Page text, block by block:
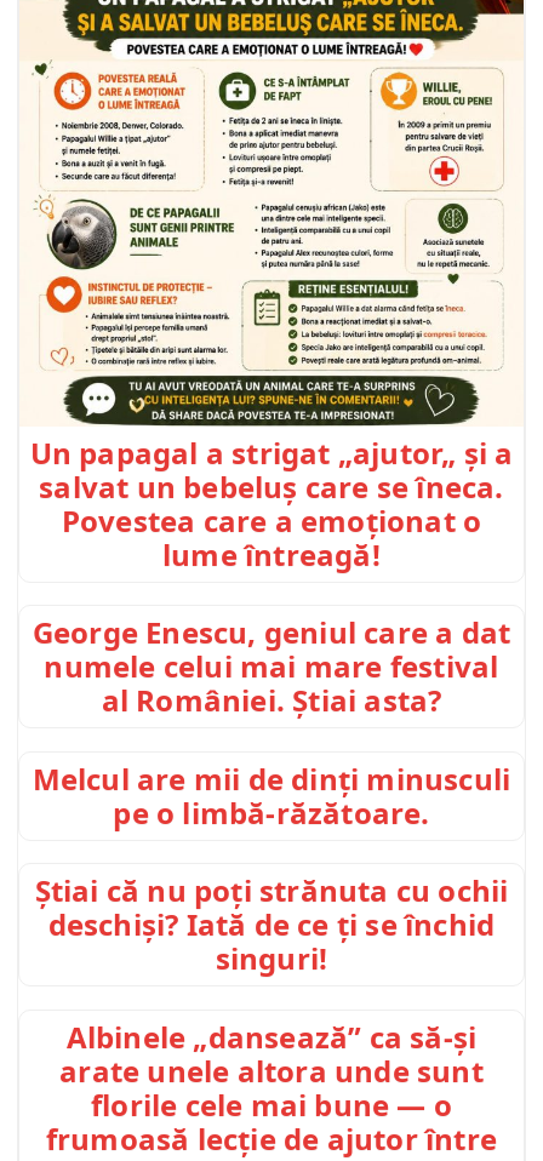
Un papagal a strigat „ajutor„ și a
salvat un bebeluș care se îneca.
Povestea care a emoționat o
lume întreagă!
George Enescu, geniul care a dat
numele celui mai mare festival
al României. Știai asta?
Melcul are mii de dinți minusculi
pe o limbă-răzătoare.
Știai că nu poți strănuta cu ochii
deschiși? Iată de ce ți se închid
singuri!
Albinele „dansează” ca să-și
arate unele altora unde sunt
florile cele mai bune — o
frumoasă lecție de ajutor între